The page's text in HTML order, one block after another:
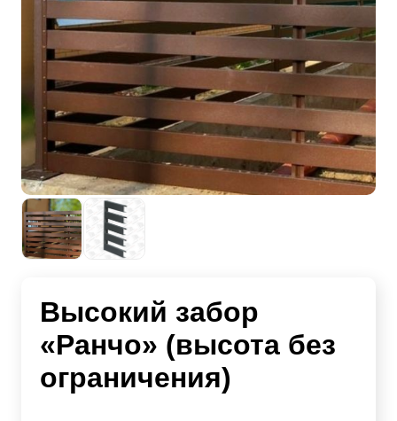
Высокий забор
«Ранчо» (высота без
ограничения)